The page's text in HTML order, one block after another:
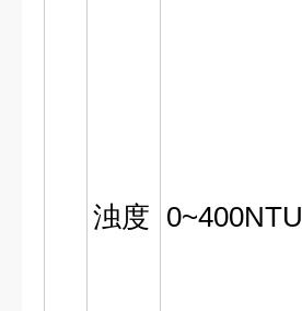
浊度 0~400NTU